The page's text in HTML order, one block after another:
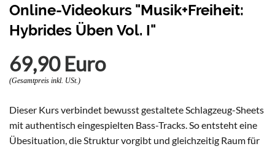
Online-Videokurs "Musik+Freiheit:
Hybrides Üben Vol. I"
69,90 Euro
(Gesamtpreis inkl. USt.)
Dieser Kurs verbindet bewusst gestaltete Schlagzeug-Sheets
mit authentisch eingespielten Bass-Tracks. So entsteht eine
Übesituation, die Struktur vorgibt und gleichzeitig Raum für